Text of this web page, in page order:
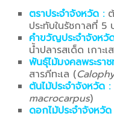
ตราประจำจังหวัด :ต้
ประทับในรัชกาลที่ 5
คำขวัญประจำจังหวั
น้ำปลารสเด็ด เกาะ
พันธุ์ไม้มงคลพระรา
สารภีทะเล (
ต้นไม้ประจำจังหวัด :
macrocarpus)
ดอกไม้ประจำจังหวั